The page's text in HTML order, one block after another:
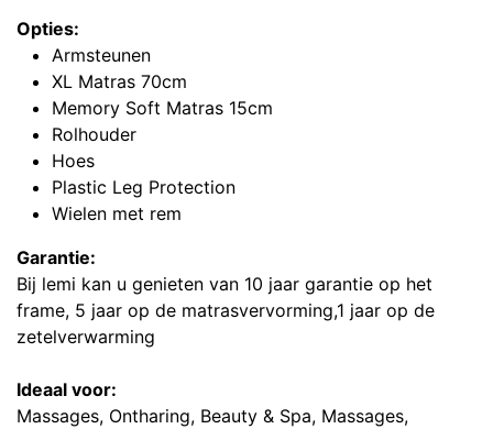
Opties:
Armsteunen
XL Matras 70cm
Memory Soft Matras 15cm
Rolhouder
Hoes
Plastic Leg Protection
Wielen met rem
Garantie:
Bij lemi kan u genieten van 10 jaar garantie op het
frame, 5 jaar op de matrasvervorming,1 jaar op de
zetelverwarming
Ideaal voor:
Massages, Ontharing, Beauty & Spa, Massages,